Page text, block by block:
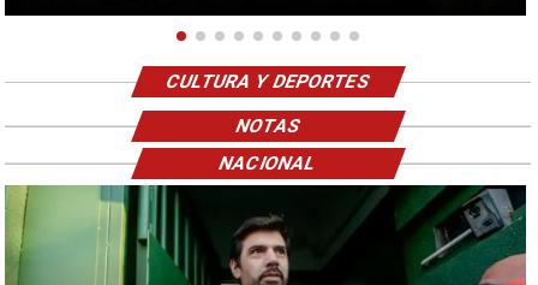
CULTURA Y DEPORTES
NOTAS
NACIONAL